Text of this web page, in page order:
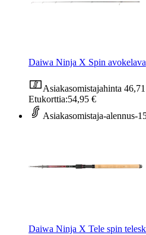
Daiwa Ninja X Spin
Asiakasomistajahinta
Etukorttia:54,95 €
Asiakasomistaja-alennus-
Daiwa Ninja X Tele spin